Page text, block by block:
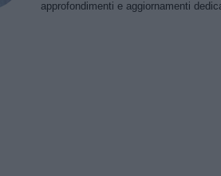
approfondimenti e aggiornamenti